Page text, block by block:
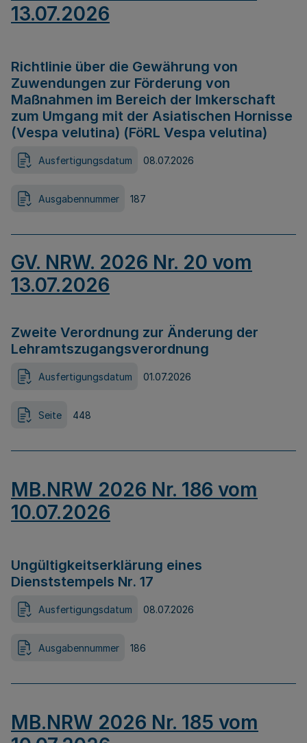
13.07.2026
Richtlinie über die Gewährung von
Zuwendungen zur Förderung von
Maßnahmen im Bereich der Imkerschaft
zum Umgang mit der Asiatischen Hornisse
(Vespa velutina) (FöRL Vespa velutina)
Ausfertigungsdatum 08.07.2026
Ausgabennummer 187
GV. NRW. 2026 Nr. 20 vom
13.07.2026
Zweite Verordnung zur Änderung der
Lehramtszugangsverordnung
Ausfertigungsdatum 01.07.2026
Seite 448
MB.NRW 2026 Nr. 186 vom
10.07.2026
Ungültigkeitserklärung eines
Dienststempels Nr. 17
Ausfertigungsdatum 08.07.2026
Ausgabennummer 186
MB.NRW 2026 Nr. 185 vom